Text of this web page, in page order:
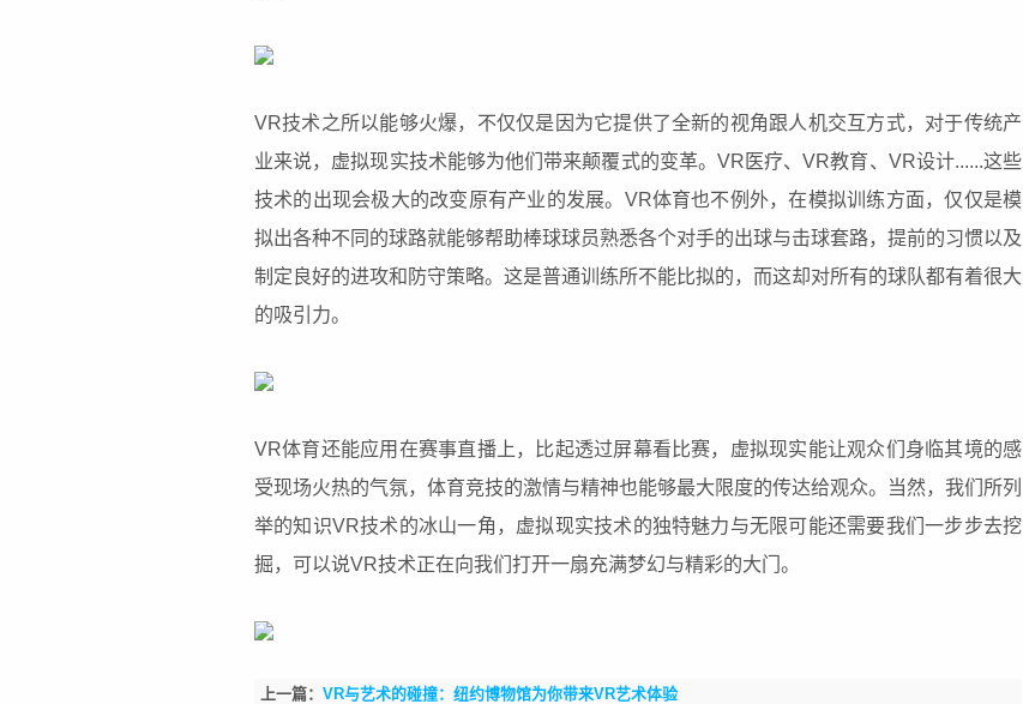
VR技术之所以能够火爆，不仅仅是因为它提供了全新的视角跟人机交互方式，对于传统产
业来说，虚拟现实技术能够为他们带来颠覆式的变革。VR医疗、VR教育、VR设计......这些
技术的出现会极大的改变原有产业的发展。VR体育也不例外，在模拟训练方面，仅仅是模
拟出各种不同的球路就能够帮助棒球球员熟悉各个对手的出球与击球套路，提前的习惯以及
制定良好的进攻和防守策略。这是普通训练所不能比拟的，而这却对所有的球队都有着很大
的吸引力。
VR体育还能应用在赛事直播上，比起透过屏幕看比赛，虚拟现实能让观众们身临其境的感
受现场火热的气氛，体育竞技的激情与精神也能够最大限度的传达给观众。当然，我们所列
举的知识VR技术的冰山一角，虚拟现实技术的独特魅力与无限可能还需要我们一步步去挖
掘，可以说VR技术正在向我们打开一扇充满梦幻与精彩的大门。
上一篇： VR与艺术的碰撞：纽约博物馆为你带来VR艺术体验